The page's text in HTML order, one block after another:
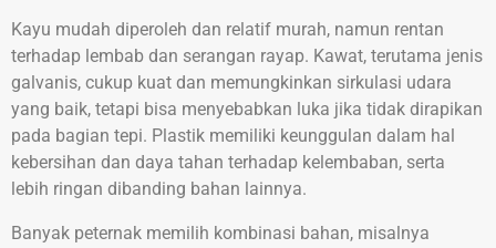
Kayu mudah diperoleh dan relatif murah, namun rentan
terhadap lembab dan serangan rayap. Kawat, terutama jenis
galvanis, cukup kuat dan memungkinkan sirkulasi udara
yang baik, tetapi bisa menyebabkan luka jika tidak dirapikan
pada bagian tepi. Plastik memiliki keunggulan dalam hal
kebersihan dan daya tahan terhadap kelembaban, serta
lebih ringan dibanding bahan lainnya.
Banyak peternak memilih kombinasi bahan, misalnya